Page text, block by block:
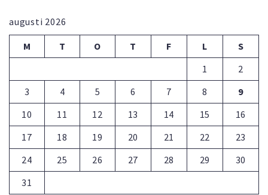
augusti 2026
M T O T F L
S
1
2
3
4 5 6 7 8
9
10
11 12 13 14 15
16
17
18 19 20 21 22
23
24
25 26 27 28 29
30
31